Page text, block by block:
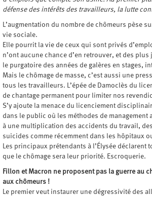
défense des intérêts des travailleurs, la lutte
L’augmentation du nombre de chômeurs pèse
vie sociale.
Elle pourrit la vie de ceux qui sont privés
n’ont aucune chance d’en retrouver, et des
le purgatoire des années de galères en stages,
Mais le chômage de masse, c’est aussi une
tous les travailleurs. L’épée de Damoclès du
de chantage permanent pour limiter nos
S’y ajoute la menace du licenciement
dans le public où les méthodes de management
à une multiplication des accidents du travail,
suicides comme récemment dans les hôpitaux ou
Les principaux prétendants à l’Élysée déclarent
que le chômage sera leur priorité. Escroquerie.
Fillon et Macron ne proposent pas la guerre au
aux chômeurs !
Le premier veut instaurer une dégressivité des